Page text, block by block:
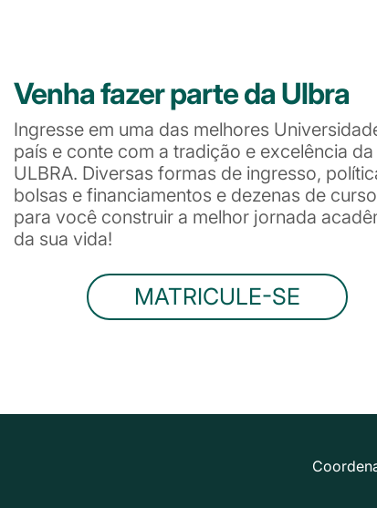
Venha fazer parte da Ulbra
Ingresse em uma das melhores
país e conte com a tradição e excelência da
ULBRA. Diversas formas de ingresso,
bolsas e financiamentos e dezenas de
para você construir a melhor jornada
da sua vida!
MATRICULE-SE